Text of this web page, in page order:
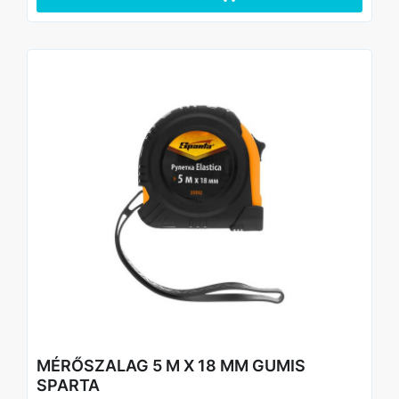
A horog 3 szegecssel van a szalaghoz rögzítve, működés
A szalag 3 független mechanizmussal rögzíthető a kívánt
A csuklópánt csökkenti a mérőszalag leesésének
Az oldalsó felületén egy klip található, amellyel a
mérőszalag a derékövre rögzíthető.
MÉRŐSZALAG 5 M X 18 MM GUMIS
SPARTA